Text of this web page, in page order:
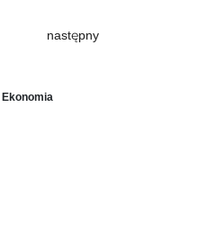
następny
Ekonomia